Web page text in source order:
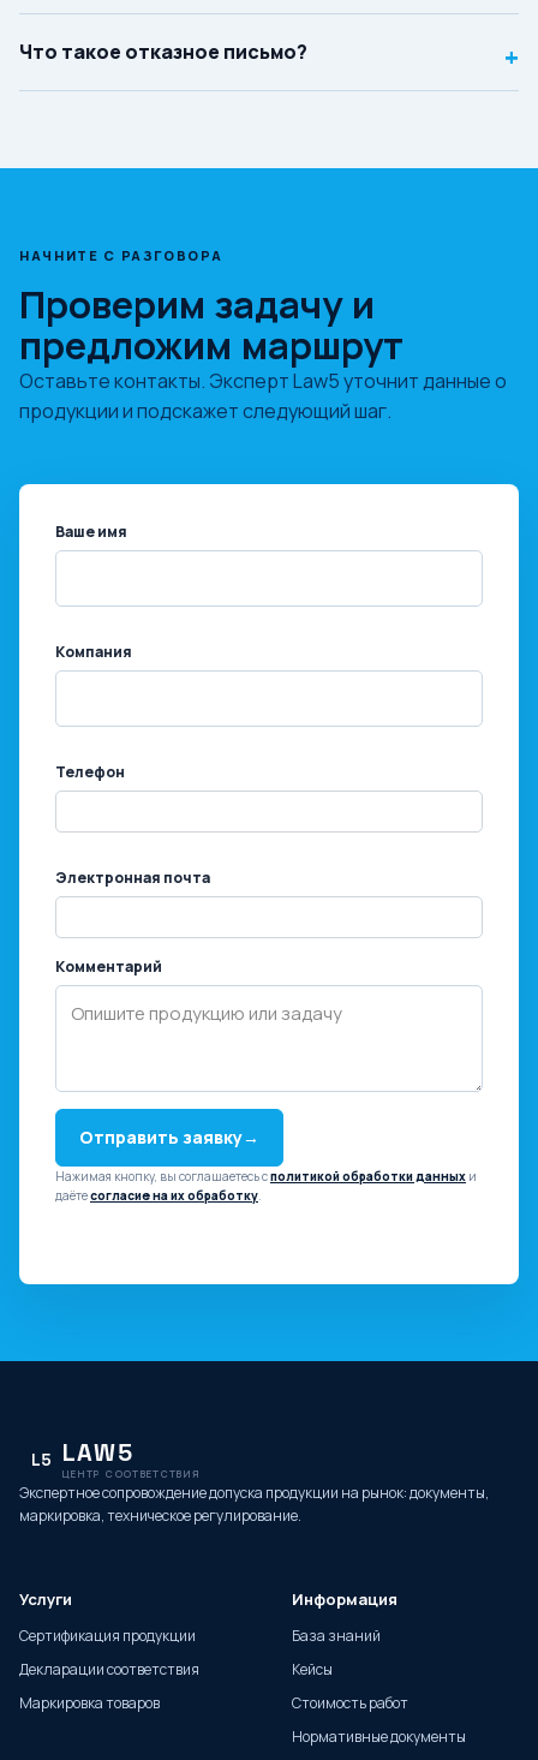
Что такое отказное письмо? +
НАЧНИТЕ С РАЗГОВОРА
Проверим задачу и
предложим маршрут
Оставьте контакты. Эксперт Law5 уточнит данные о
продукции и подскажет следующий шаг.
Ваше имя
Компания
Телефон
Электронная почта
Комментарий
Отправить заявку→
Нажимая кнопку, вы соглашаетесь сполитикой обработки данных и
даётесогласие на их обработку.
L5 LAW5
ЦЕНТР СООТВЕТСТВИЯ
Экспертное сопровождение допуска продукции на рынок: документы,
маркировка, техническое регулирование.
Услуги
Сертификация продукции
Декларации соответствия
Маркировка товаров
Информация
База знаний
Кейсы
Стоимость работ
Нормативные документы